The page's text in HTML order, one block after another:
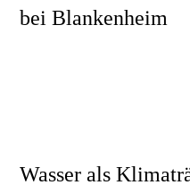
bei Blankenheim
Wasser als